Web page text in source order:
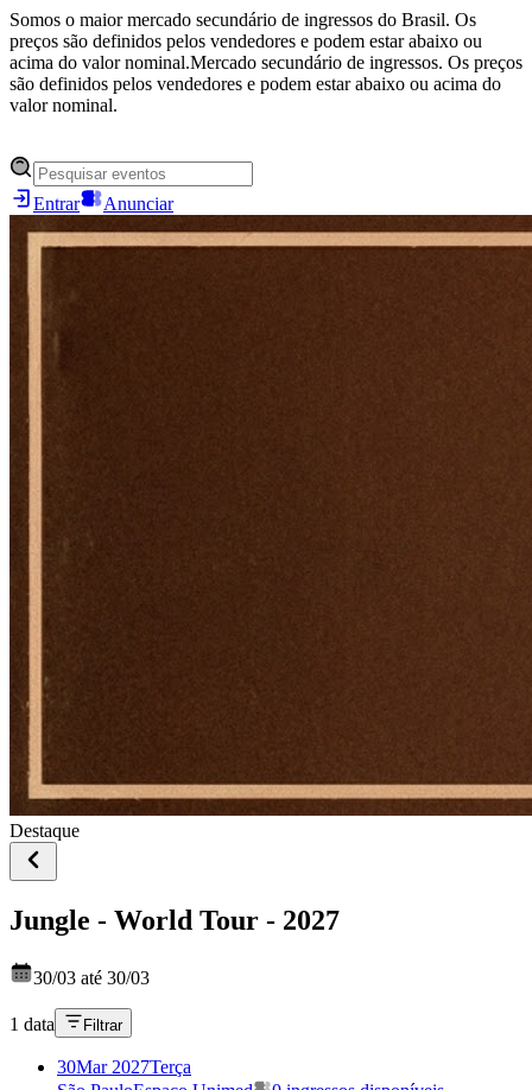
Somos o maior mercado secundário de ingressos do Brasil. Os
preços são definidos pelos vendedores e podem estar abaixo ou
acima do valor nominal.Mercado secundário de ingressos. Os preços
são definidos pelos vendedores e podem estar abaixo ou acima do
valor nominal.
Entrar Anunciar
Destaque
Jungle - World Tour - 2027
30/03 até 30/03
1 data Filtrar
30Mar 2027Terça